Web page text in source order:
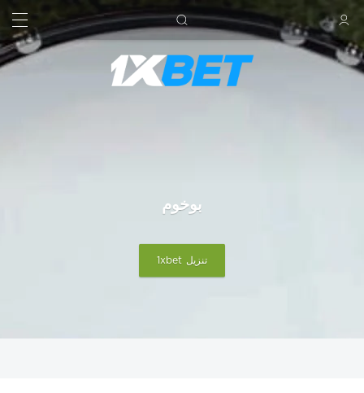
بحث
بوخوم
تنزيل 1xbet